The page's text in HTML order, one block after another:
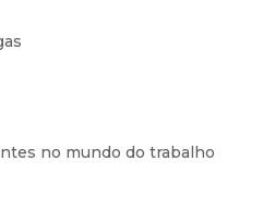
no mundo do trabalho